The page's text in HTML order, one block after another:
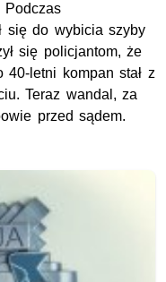
Podczas
się do wybicia szyby
się policjantom, że
40-letni kompan stał z
Teraz wandal, za
przed sądem.